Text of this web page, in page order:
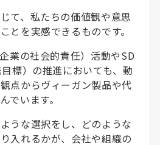
て、私たちの価値観や意思
とを実感できるものです。
業の社会的責任）活動やSD
標）の推進においても、動
点からヴィーガン製品や代
でいます。
うな選択をし、どのような
入れるかが、会社や組織の